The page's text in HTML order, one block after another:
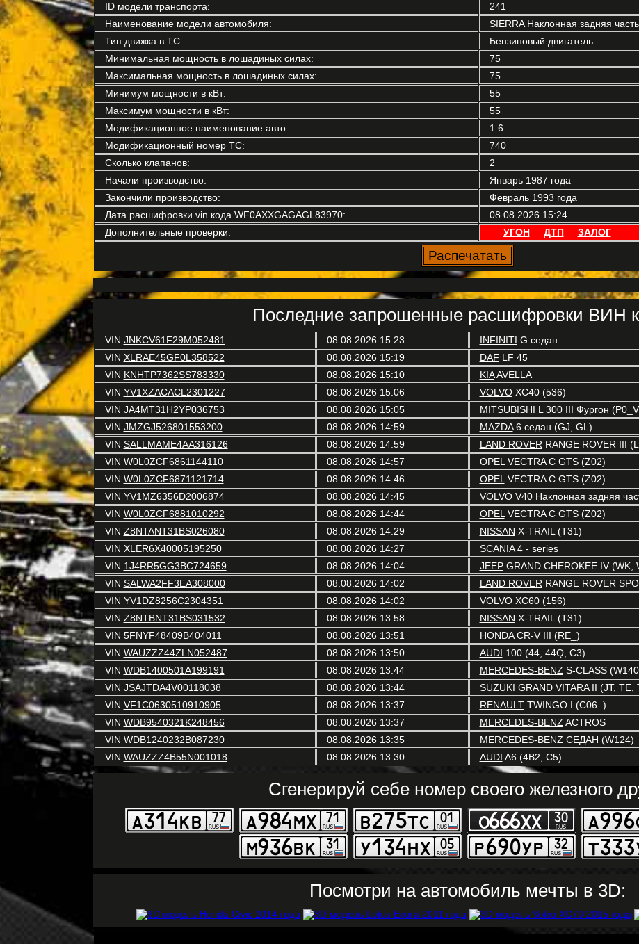
ID модели транспорта:
241
Наименование модели автомобиля:
SIERRA Наклонная задняя
Тип движка в ТС:
Бензиновый двигатель
Минимальная мощность в лошадиных силах:
75
Максимальная мощность в лошадиных силах:
75
Минимум мощности в кВт:
55
Максимум мощности в кВт:
55
Модификационное наименование авто:
1.6
Модификационный номер ТС:
740
Сколько клапанов:
2
Начали производство:
Январь 1987 года
Закончили производство:
Февраль 1993 года
Дата расшифровки vin кода WF0AXXGAGAGL83970:
08.08.2026 15:24
Дополнительные проверки:
УГОН ДТП ЗАЛОГ
Последние запрошенные расшифровки ВИН
VIN JNKCV61F29M052481 08.08.2026 15:23 INFINITI G седан
VIN XLRAE45GF0L358522 08.08.2026 15:19 DAF LF 45
VIN KNHTP7362SS783330 08.08.2026 15:10 KIAAVELLA
VIN YV1XZACACL2301227 08.08.2026 15:06 VOLVOXC40 (536)
VIN JA4MT31H2YP036753 08.08.2026 15:05 MITSUBISHI L 300 III Фургон
VIN JMZGJ526801553200 08.08.2026 14:59 MAZDA6 седан (GJ, GL)
VIN SALLMAME4AA316126 08.08.2026 14:59 LAND ROVER RANGE ROVER III
VIN W0L0ZCF6861144110 08.08.2026 14:57 OPEL VECTRA C GTS (Z02)
VIN W0L0ZCF6871121714 08.08.2026 14:46 OPEL VECTRA C GTS (Z02)
VIN YV1MZ6356D2006874 08.08.2026 14:45 VOLVOV40 Наклонная задняя
VIN W0L0ZCF6881010292 08.08.2026 14:44 OPEL VECTRA C GTS (Z02)
VIN Z8NTANT31BS026080 08.08.2026 14:29 NISSAN X-TRAIL (T31)
VIN XLER6X40005195250 08.08.2026 14:27 SCANIA4 - series
VIN 1J4RR5GG3BC724659 08.08.2026 14:04 JEEPGRAND CHEROKEE IV (WK,
VIN SALWA2FF3EA308000 08.08.2026 14:02 LAND ROVER RANGE ROVER
VIN YV1DZ8256C2304351 08.08.2026 14:02 VOLVOXC60 (156)
VIN Z8NTBNT31BS031532 08.08.2026 13:58 NISSAN X-TRAIL (T31)
VIN 5FNYF48409B404011 08.08.2026 13:51 HONDACR-V III (RE_)
VIN WAUZZZ44ZLN052487 08.08.2026 13:50 AUDI 100 (44, 44Q, C3)
VIN WDB1400501A199191 08.08.2026 13:44 MERCEDES-BENZ S-CLASS
VIN JSAJTDA4V00118038 08.08.2026 13:44 SUZUKI GRAND VITARA II (JT, TE,
VIN VF1C0630510910905 08.08.2026 13:37 RENAULTTWINGO I (C06_)
VIN WDB9540321K248456 08.08.2026 13:37 MERCEDES-BENZ ACTROS
VIN WDB1240232B087230 08.08.2026 13:35 MERCEDES-BENZ СЕДАН (W124)
VIN WAUZZZ4B55N001018 08.08.2026 13:30 AUDI A6 (4B2, C5)
Сгенерируй себе номер своего железного
Посмотри на автомобиль мечты в 3D: